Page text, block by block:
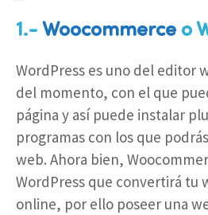
1.- Woocommerce o
WordPress es uno del editor
del momento, con el que
página y así puede instalar
programas con los que
web. Ahora bien,
WordPress que convertirá tu
online, por ello poseer una